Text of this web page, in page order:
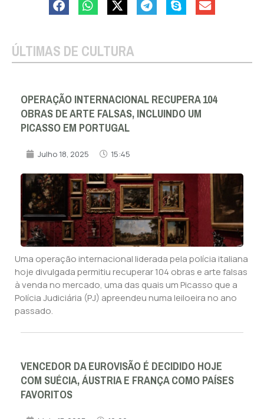
ÚLTIMAS DE CULTURA
OPERAÇÃO INTERNACIONAL RECUPERA 104
OBRAS DE ARTE FALSAS, INCLUINDO UM
PICASSO EM PORTUGAL
Julho 18, 2025 15:45
Uma operação internacional liderada pela polícia italiana
hoje divulgada permitiu recuperar 104 obras e arte falsas
à venda no mercado, uma das quais um Picasso que a
Polícia Judiciária (PJ) apreendeu numa leiloeira no ano
passado.
VENCEDOR DA EUROVISÃO É DECIDIDO HOJE
COM SUÉCIA, ÁUSTRIA E FRANÇA COMO PAÍSES
FAVORITOS